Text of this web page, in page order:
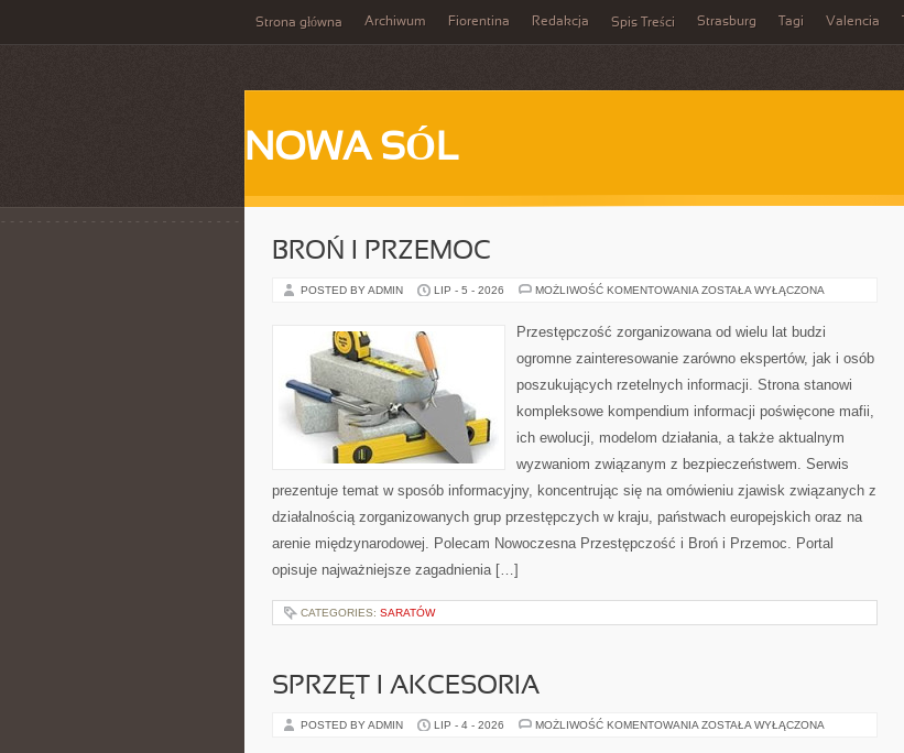
Strona główna Archiwum Fiorentina Redakcja Spis Treści Strasburg Tagi Valencia
NOWA SÓL
BROŃ I PRZEMOC
POSTED BY ADMIN LIP - 5 - 2026 MOŻLIWOŚĆ KOMENTOWANIA BROŃ
ZOSTAŁA WYŁĄCZONA
Przestępczość zorganizowana od wielu lat budzi
ogromne zainteresowanie zarówno ekspertów, jak i osób
poszukujących rzetelnych informacji. Strona stanowi
kompleksowe kompendium informacji poświęcone mafii,
ich ewolucji, modelom działania, a także aktualnym
wyzwaniom związanym z bezpieczeństwem. Serwis
prezentuje temat w sposób informacyjny, koncentrując się na omówieniu zjawisk związanych z
działalnością zorganizowanych grup przestępczych w kraju, państwach europejskich oraz na
arenie międzynarodowej. Polecam Nowoczesna Przestępczość i Broń i Przemoc. Portal
opisuje najważniejsze zagadnienia […]
CATEGORIES: SARATÓW
SPRZĘT I AKCESORIA
POSTED BY ADMIN LIP - 4 - 2026 MOŻLIWOŚĆ KOMENTOWANIA SPRZĘT
ZOSTAŁA WYŁĄCZONA